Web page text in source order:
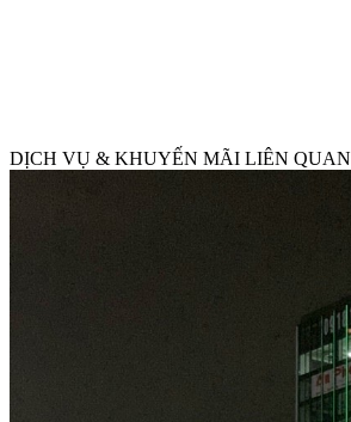
DỊCH VỤ & KHUYẾN MÃI LIÊN QUAN